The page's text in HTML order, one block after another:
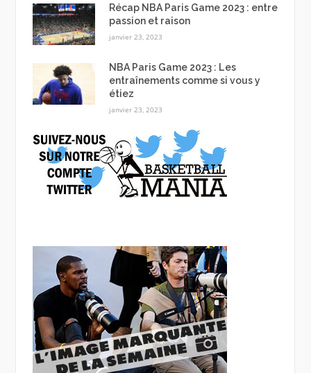
Récap NBA Paris Game 2023 : entre
passion et raison
janvier 23, 2023
NBA Paris Game 2023 : Les
entraînements comme si vous y
étiez
janvier 23, 2023